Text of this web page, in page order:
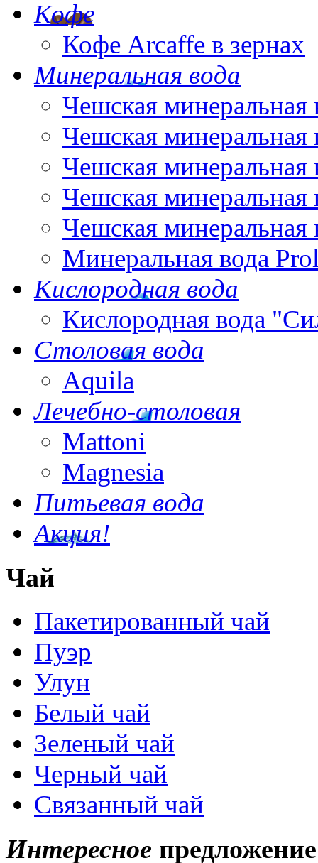
Кофе
Кофе Arcaffe в зернах
Минеральная вода
Чешская минеральная
Чешская минеральная
Чешская минеральная
Чешская минеральная
Чешская минеральная
Минеральная вода
Кислородная вода
Кислородная вода
Столовая вода
Aquila
Лечебно-столовая
Mattoni
Magnesia
Питьевая вода
Акция!
Чай
Пакетированный чай
Пуэр
Улун
Белый чай
Зеленый чай
Черный чай
Связанный чай
Интересное предложение